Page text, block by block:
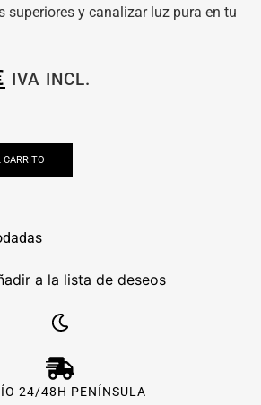
superiores y canalizar luz pura en tu
IVA INCL.
CARRITO
a la lista de deseos
24/48H PENÍNSULA